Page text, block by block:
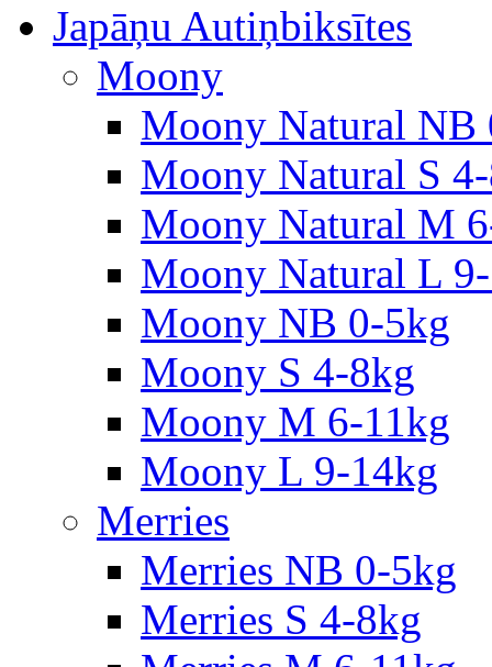
Japāņu Autiņbiksītes
Moony
Moony Natural NB
Moony Natural S
Moony Natural M
Moony Natural L
Moony NB 0-5kg
Moony S 4-8kg
Moony M 6-11kg
Moony L 9-14kg
Merries
Merries NB 0-5kg
Merries S 4-8kg